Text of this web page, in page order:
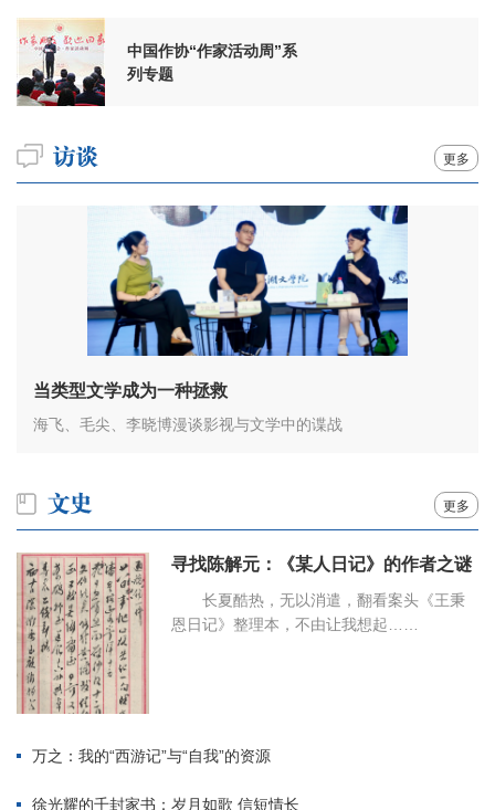
中国作协“作家活动周”系
列专题
更多
当类型文学成为一种拯救
海飞、毛尖、李晓博漫谈影视与文学中的谍战
更多
寻找陈解元：《某人日记》的作者之谜
长夏酷热，无以消遣，翻看案头《王秉
恩日记》整理本，不由让我想起……
万之：我的“西游记”与“自我”的资源
徐光耀的千封家书：岁月如歌 信短情长